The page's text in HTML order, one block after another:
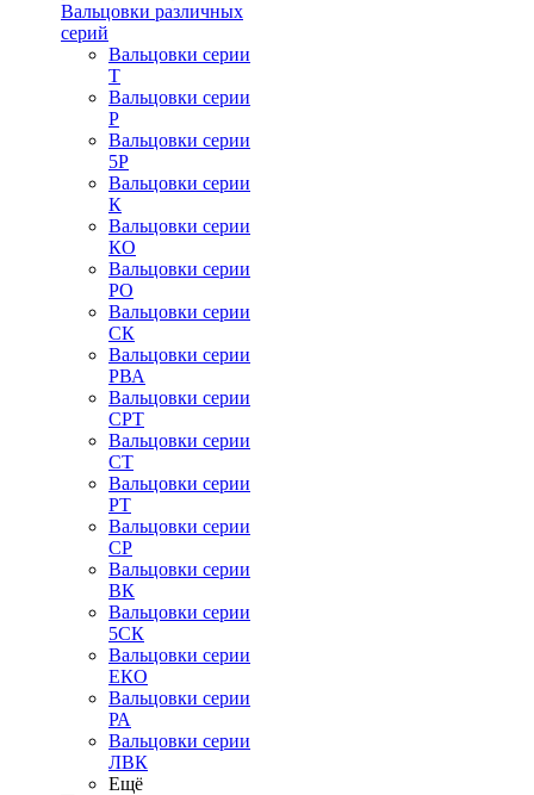
Вальцовки различных
серий
Вальцовки серии
Т
Вальцовки серии
Р
Вальцовки серии
5Р
Вальцовки серии
К
Вальцовки серии
КО
Вальцовки серии
РО
Вальцовки серии
СК
Вальцовки серии
РВА
Вальцовки серии
СРТ
Вальцовки серии
СТ
Вальцовки серии
РТ
Вальцовки серии
СР
Вальцовки серии
ВК
Вальцовки серии
5СК
Вальцовки серии
ЕКО
Вальцовки серии
РА
Вальцовки серии
ЛВК
Ещё